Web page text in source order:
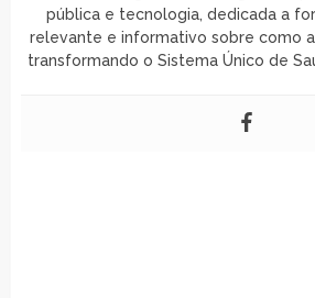
pública e tecnologia, dedicada a
relevante e informativo sobre como
transformando o Sistema Único de